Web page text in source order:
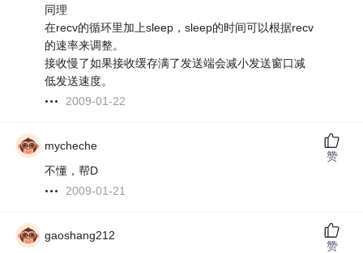
同理
在recv的循环里加上sleep，sleep的时间可以根据recv
的速率来调整。
接收慢了如果接收缓存满了发送端会减小发送窗口减
低发送速度。
2009-01-22
mycheche
不懂，帮D
2009-01-21
赞
gaoshang212
赞